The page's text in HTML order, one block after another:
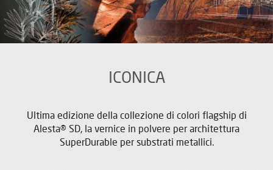
ICONICA
Ultima edizione della collezione di colori flagship di
Alesta® SD, la vernice in polvere per architettura
SuperDurable per substrati metallici.